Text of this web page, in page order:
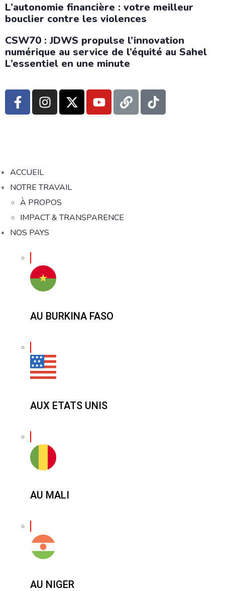
L’autonomie financière : votre meilleur
bouclier contre les violences
CSW70 : JDWS propulse l’innovation
numérique au service de l’équité au Sahel
L’essentiel en une minute
ACCUEIL
NOTRE TRAVAIL
À PROPOS
IMPACT & TRANSPARENCE
NOS PAYS
AU BURKINA FASO
AUX ETATS UNIS
AU MALI
AU NIGER